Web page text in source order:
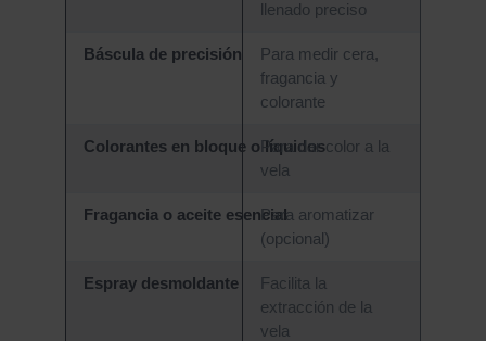
llenado preciso
Báscula de precisión
Para medir cera,
fragancia y
colorante
Colorantes en bloque o líquidosPara dar color a la
vela
Fragancia o aceite esencialPara aromatizar
(opcional)
Espray desmoldante
Facilita la
extracción de la
vela